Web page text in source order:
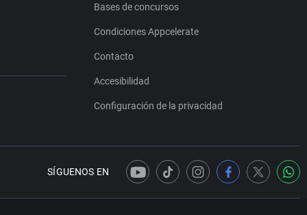
Bases de concursos
Condiciones Appcelerate
Contacto
Accesibilidad
Configuración de la privacidad
SÍGUENOS EN